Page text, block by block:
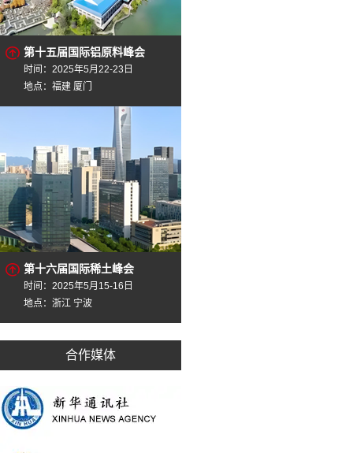
第十五届国际铝原料峰会
时间：2025年5月22-23日
地点：福建 厦门
第十六届国际稀土峰会
时间：2025年5月15-16日
地点：浙江 宁波
合作媒体